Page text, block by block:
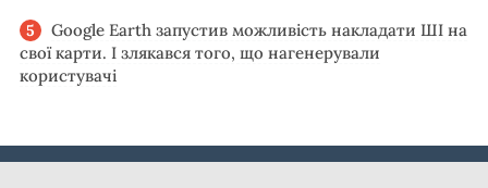
Google Earth запустив можливість накладати ШІ на
свої карти. І злякався того, що нагенерували
користувачі